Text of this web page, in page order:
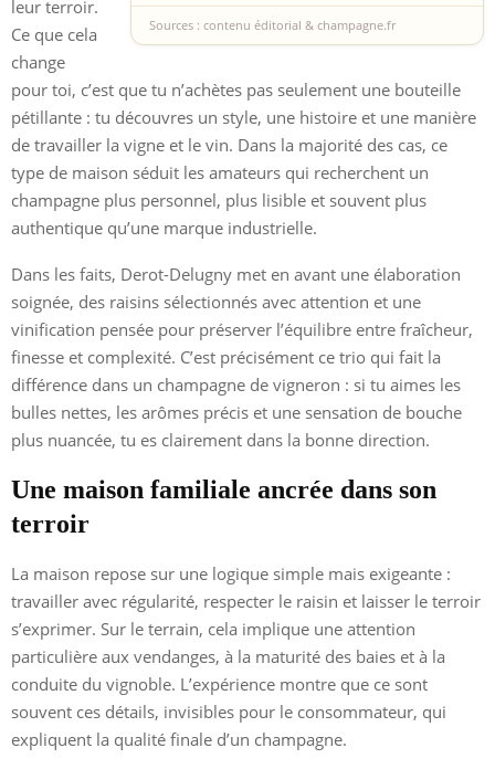
Sources : contenu éditorial & champagne.fr
leur terroir.
Ce que cela
change
pour toi, c’est que tu n’achètes pas seulement une bouteille
pétillante : tu découvres un style, une histoire et une manière
de travailler la vigne et le vin. Dans la majorité des cas, ce
type de maison séduit les amateurs qui recherchent un
champagne plus personnel, plus lisible et souvent plus
authentique qu’une marque industrielle.
Dans les faits, Derot-Delugny met en avant une élaboration
soignée, des raisins sélectionnés avec attention et une
vinification pensée pour préserver l’équilibre entre fraîcheur,
finesse et complexité. C’est précisément ce trio qui fait la
différence dans un champagne de vigneron : si tu aimes les
bulles nettes, les arômes précis et une sensation de bouche
plus nuancée, tu es clairement dans la bonne direction.
Une maison familiale ancrée dans son
terroir
La maison repose sur une logique simple mais exigeante :
travailler avec régularité, respecter le raisin et laisser le terroir
s’exprimer. Sur le terrain, cela implique une attention
particulière aux vendanges, à la maturité des baies et à la
conduite du vignoble. L’expérience montre que ce sont
souvent ces détails, invisibles pour le consommateur, qui
expliquent la qualité finale d’un champagne.